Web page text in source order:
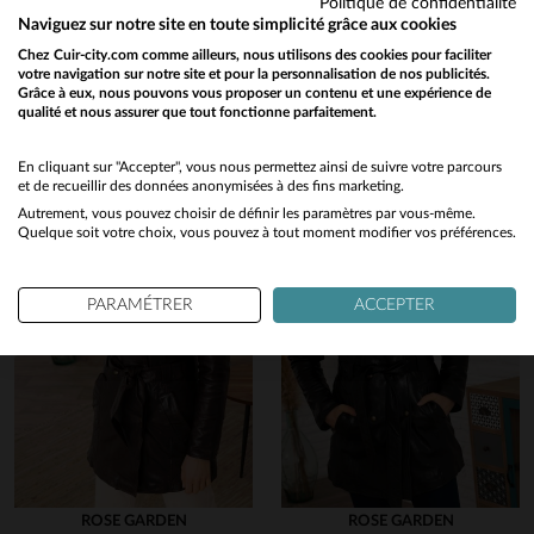
en cliquant ici
Vous aimerez également…
Découvrez ces produits similaires sélectionnés pour vous
ROSE GARDEN
ROSE GARDEN
Would you like to be redirected to our English site?
No
Yes
Politique de confidentialité
Naviguez sur notre site en toute simplicité grâce aux cookies
Chez Cuir-city.com comme ailleurs, nous utilisons des cookies pour faciliter
votre navigation sur notre site et pour la personnalisation de nos publicités.
Grâce à eux, nous pouvons vous proposer un contenu et une expérience de
qualité et nous assurer que tout fonctionne parfaitement.
En cliquant sur "Accepter", vous nous permettez ainsi de suivre votre parcours
et de recueillir des données anonymisées à des fins marketing.
Autrement, vous pouvez choisir de définir les paramètres par vous-même.
Quelque soit votre choix, vous pouvez à tout moment modifier vos préférences.
PARAMÉTRER ACCEPTER